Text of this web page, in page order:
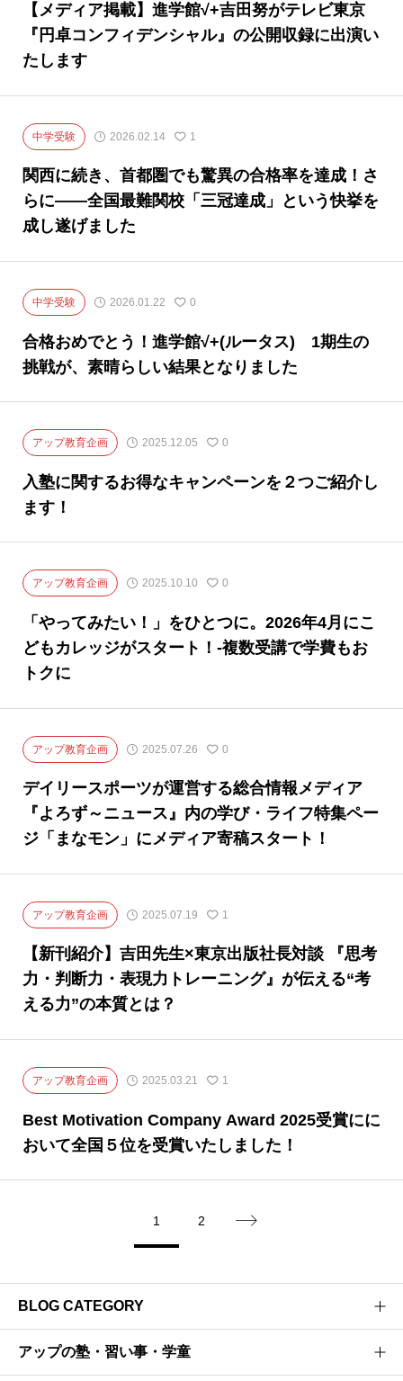
【メディア掲載】進学館√+吉田努がテレビ東京
『円卓コンフィデンシャル』の公開収録に出演い
たします
中学受験 2026.02.14 1
関西に続き、首都圏でも驚異の合格率を達成！さ
らに——全国最難関校「三冠達成」という快挙を
成し遂げました
中学受験 2026.01.22 0
合格おめでとう！進学館√+(ルータス) 1期生の
挑戦が、素晴らしい結果となりました
アップ教育企画 2025.12.05 0
入塾に関するお得なキャンペーンを２つご紹介し
ます！
アップ教育企画 2025.10.10 0
「やってみたい！」をひとつに。2026年4月にこ
どもカレッジがスタート！-複数受講で学費もお
トクに
アップ教育企画 2025.07.26 0
デイリースポーツが運営する総合情報メディア
『よろず～ニュース』内の学び・ライフ特集ペー
ジ「まなモン」にメディア寄稿スタート！
アップ教育企画 2025.07.19 1
【新刊紹介】吉田先生×東京出版社長対談 『思考
力・判断力・表現力トレーニング』が伝える“考
える力”の本質とは？
アップ教育企画 2025.03.21 1
Best Motivation Company Award 2025受賞にに
おいて全国５位を受賞いたしました！
1 2 
BLOG CATEGORY
医学部受験のプロがお届けする医学部受験情報ブログ
アップの塾・習い事・学童